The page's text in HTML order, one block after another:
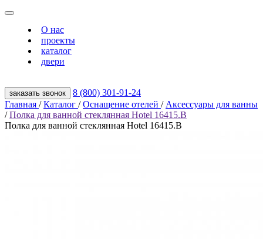
О нас
проекты
каталог
двери
заказать звонок
8 (800) 301‑91‑24
Главная / Каталог / Оснащение отелей / Аксессуары для ванны
/ Полка для ванной стеклянная Hotel 16415.B
Полка для ванной стеклянная Hotel 16415.B